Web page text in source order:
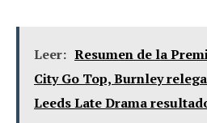
Leer: Resumen de la
City Go Top, Burnley
Leeds Late Drama